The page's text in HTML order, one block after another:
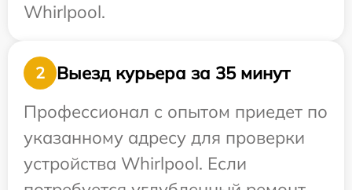
Whirlpool.
2
Выезд курьера за 35 минут
Профессионал с опытом приедет по
указанному адресу для проверки
устройства Whirlpool. Если